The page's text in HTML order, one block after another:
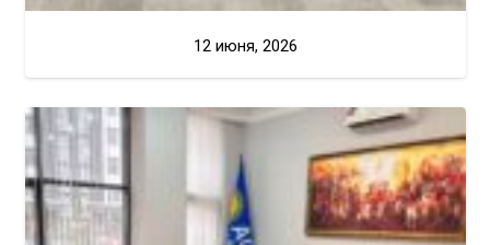
12 июня, 2026